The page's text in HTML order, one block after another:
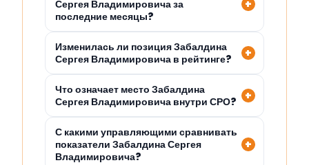
Сергея Владимировича за
последние месяцы?
Изменилась ли позиция Забалдина
Сергея Владимировича в рейтинге?
Что означает место Забалдина
Сергея Владимировича внутри СРО?
С какими управляющими сравнивать
показатели Забалдина Сергея
Владимировича?